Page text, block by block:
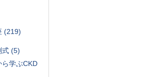
(219)
式 (5)
学ぶCKD